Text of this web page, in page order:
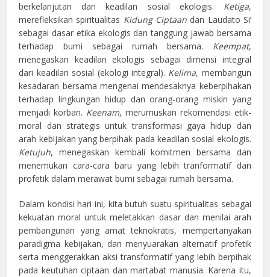
berkelanjutan dan keadilan sosial ekologis. Ketiga,
merefleksikan spiritualitas Kidung Ciptaan dan Laudato Si’
sebagai dasar etika ekologis dan tanggung jawab bersama
terhadap bumi sebagai rumah bersama. Keempat,
menegaskan keadilan ekologis sebagai dimensi integral
dari keadilan sosial (ekologi integral). Kelima, membangun
kesadaran bersama mengenai mendesaknya keberpihakan
terhadap lingkungan hidup dan orang-orang miskin yang
menjadi korban. Keenam, merumuskan rekomendasi etik-
moral dan strategis untuk transformasi gaya hidup dan
arah kebijakan yang berpihak pada keadilan sosial ekologis.
Ketujuh, menegaskan kembali komitmen bersama dan
menemukan cara-cara baru yang lebih tranformatif dan
profetik dalam merawat bumi sebagai rumah bersama.
Dalam kondisi hari ini, kita butuh suatu spiritualitas sebagai
kekuatan moral untuk meletakkan dasar dan menilai arah
pembangunan yang amat teknokratis, mempertanyakan
paradigma kebijakan, dan menyuarakan alternatif profetik
serta menggerakkan aksi transformatif yang lebih berpihak
pada keutuhan ciptaan dan martabat manusia. Karena itu,